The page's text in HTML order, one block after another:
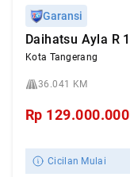
Garansi
Daihatsu Ayla R
Kota Tangerang
36.041 KM
Rp 129.000.000
Cicilan Mulai